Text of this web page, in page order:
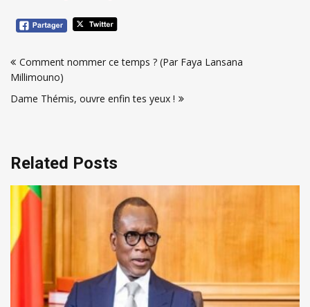
de
l’article
Comment nommer ce temps ? (Par Faya Lansana
Millimouno)
Dame Thémis, ouvre enfin tes yeux !
Related Posts